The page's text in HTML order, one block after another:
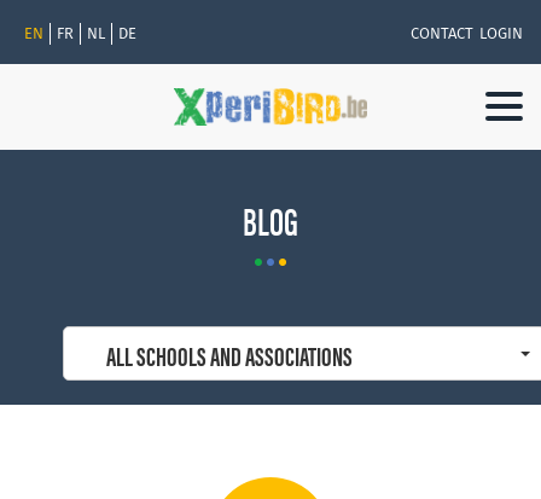
EN FR NL DE CONTACT LOGIN
BLOG
ALL SCHOOLS AND ASSOCIATIONS